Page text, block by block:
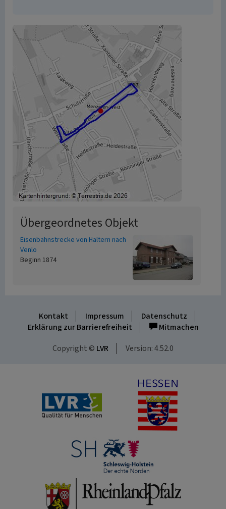
Übergeordnetes Objekt
Eisenbahnstrecke von Haltern nach
Venlo
Beginn 1874
Kontakt Impressum
Datenschutz
Erklärung zur Barrierefreiheit
Mitmachen
Copyright © LVR Version: 4.52.0